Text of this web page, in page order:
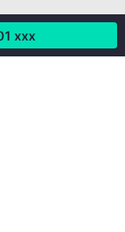
xxx
cấp ngày